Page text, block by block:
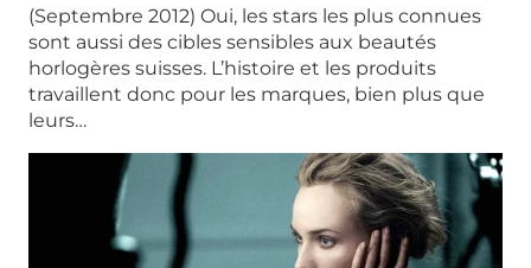
(Septembre 2012) Oui, les stars les plus connues
sont aussi des cibles sensibles aux beautés
horlogères suisses. L’histoire et les produits
travaillent donc pour les marques, bien plus que
leurs…